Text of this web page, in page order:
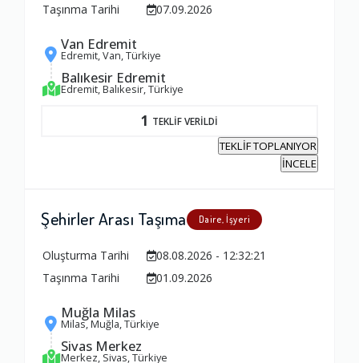
Taşınma Tarihi
07.09.2026
Van Edremit
Edremit, Van, Türkiye
Balıkesir Edremit
Edremit, Balıkesir, Türkiye
1 TEKLİF VERİLDİ
TEKLİF TOPLANIYOR
İNCELE
Şehirler Arası Taşıma Daire, İşyeri
Oluşturma Tarihi
08.08.2026 - 12:32:21
Taşınma Tarihi
01.09.2026
Muğla Milas
Milas, Muğla, Türkiye
Sivas Merkez
Merkez, Sivas, Türkiye